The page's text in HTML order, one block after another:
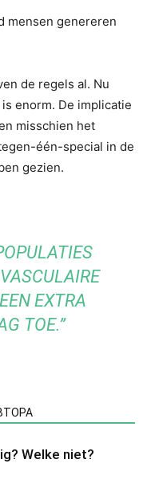
mensen genereren
de regels al. Nu
enorm. De implicatie
misschien het
één-special in de
gezien.
EXTRA
TOE.”
Welke niet?